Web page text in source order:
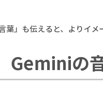
葉」も伝えると、よりイメ
の